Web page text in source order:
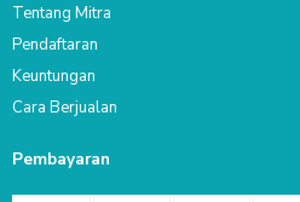
Tentang Mitra
Pendaftaran
Keuntungan
Cara Berjualan
Pembayaran